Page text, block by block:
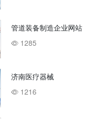
管道装备制造企业网站
1285
济南医疗器械
1216